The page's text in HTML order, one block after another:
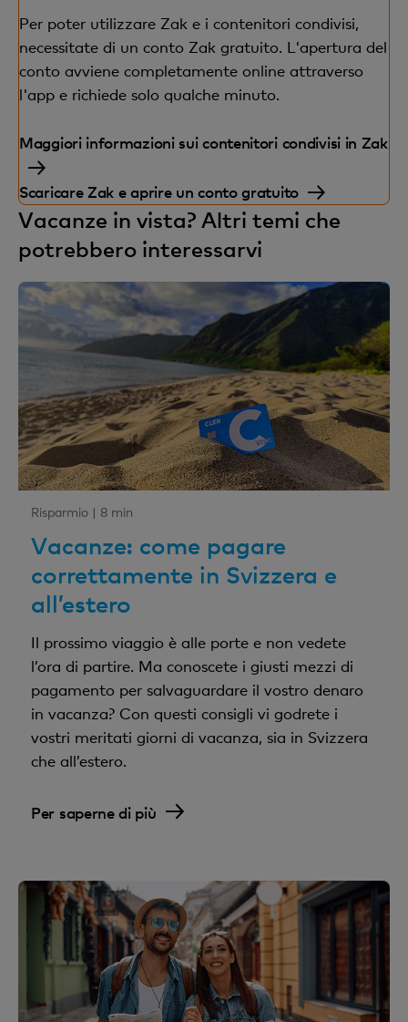
Per poter utilizzare Zak e i contenitori condivisi,
necessitate di un conto Zak gratuito. L'apertura del
conto avviene completamente online attraverso
l'app e richiede solo qualche minuto.
Maggiori informazioni sui contenitori condivisi in Zak
Scaricare Zak e aprire un conto gratuito
Vacanze in vista? Altri temi che
potrebbero interessarvi
Risparmio | 8 min
Vacanze: come pagare
correttamente in Svizzera e
all’estero
Il prossimo viaggio è alle porte e non vedete
l’ora di partire. Ma conoscete i giusti mezzi di
pagamento per salvaguardare il vostro denaro
in vacanza? Con questi consigli vi godrete i
vostri meritati giorni di vacanza, sia in Svizzera
che all’estero.
Per saperne di più